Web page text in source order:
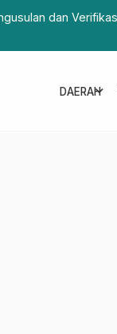
Usulan DAK Fisik
DAERAH
expand_more